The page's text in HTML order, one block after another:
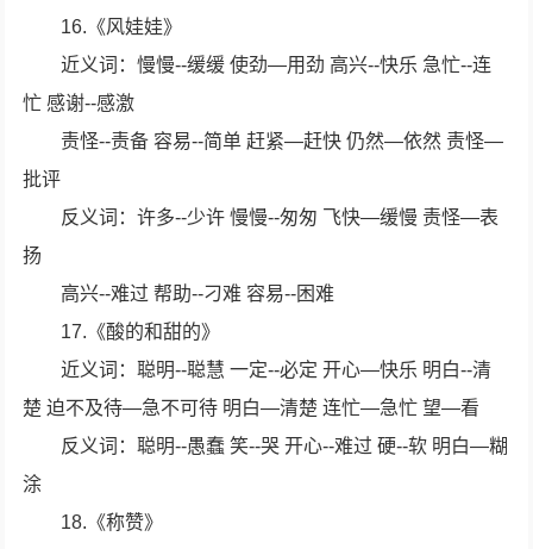
16.《风娃娃》
近义词：慢慢--缓缓 使劲—用劲 高兴--快乐 急忙--连
忙 感谢--感激
责怪--责备 容易--简单 赶紧—赶快 仍然—依然 责怪—
批评
反义词：许多--少许 慢慢--匆匆 飞快—缓慢 责怪—表
扬
高兴--难过 帮助--刁难 容易--困难
17.《酸的和甜的》
近义词：聪明--聪慧 一定--必定 开心—快乐 明白--清
楚 迫不及待—急不可待 明白—清楚 连忙—急忙 望—看
反义词：聪明--愚蠢 笑--哭 开心--难过 硬--软 明白—糊
涂
18.《称赞》